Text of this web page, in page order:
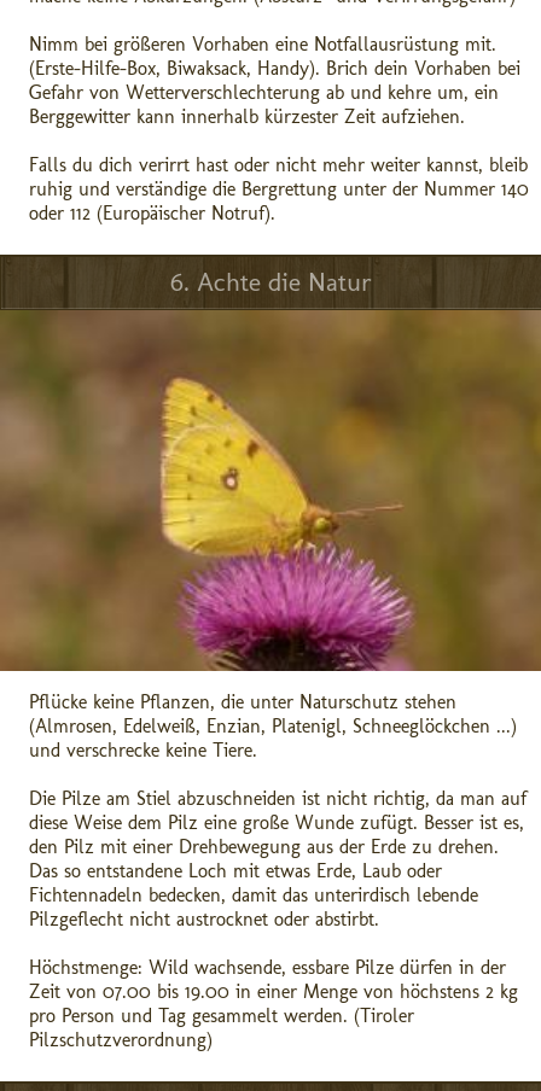
Nimm bei größeren Vorhaben eine Notfallausrüstung mit.
(Erste-Hilfe-Box, Biwaksack, Handy). Brich dein Vorhaben bei
Gefahr von Wetterverschlechterung ab und kehre um, ein
Berggewitter kann innerhalb kürzester Zeit aufziehen.
Falls du dich verirrt hast oder nicht mehr weiter kannst, bleib
ruhig und verständige die Bergrettung unter der Nummer 140
oder 112 (Europäischer Notruf).
6. Achte die Natur
Pflücke keine Pflanzen, die unter Naturschutz stehen
(Almrosen, Edelweiß, Enzian, Platenigl, Schneeglöckchen ...)
und verschrecke keine Tiere.
Die Pilze am Stiel abzuschneiden ist nicht richtig, da man auf
diese Weise dem Pilz eine große Wunde zufügt. Besser ist es,
den Pilz mit einer Drehbewegung aus der Erde zu drehen.
Das so entstandene Loch mit etwas Erde, Laub oder
Fichtennadeln bedecken, damit das unterirdisch lebende
Pilzgeflecht nicht austrocknet oder abstirbt.
Höchstmenge: Wild wachsende, essbare Pilze dürfen in der
Zeit von 07.00 bis 19.00 in einer Menge von höchstens 2 kg
pro Person und Tag gesammelt werden. (Tiroler
Pilzschutzverordnung)